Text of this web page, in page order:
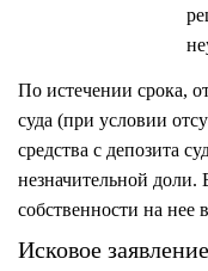
По истечении срока,
суда (при условии
средства с депозита
незначительной доли.
собственности на нее
Исковое заявление